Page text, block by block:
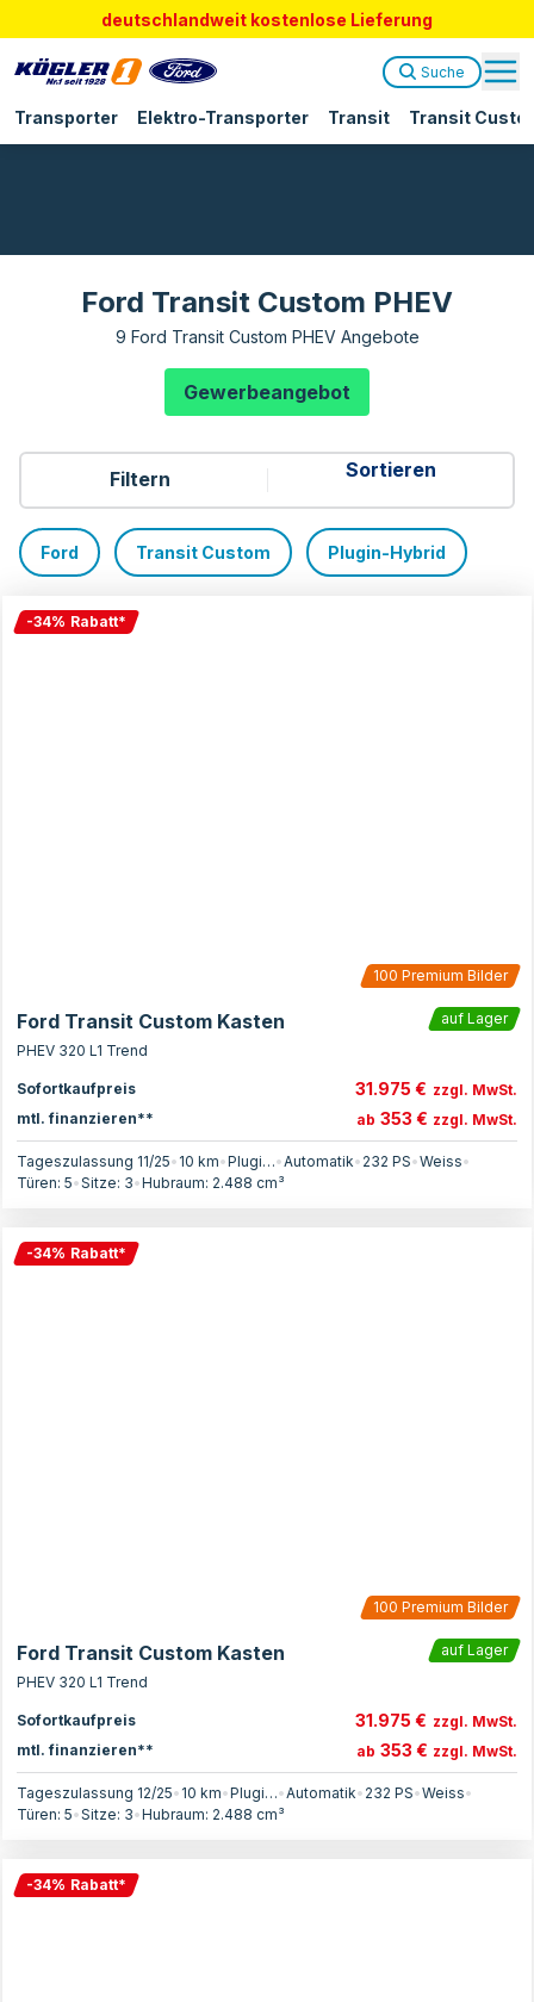
deutschlandweit kostenlose Lieferung
Transporter Elektro-Transporter Transit Transit
Suche
Ford Transit Custom PHEV
9 Ford Transit Custom PHEV Angebote
Gewerbeangebot
Filtern
Ford Transit Custom Plugin-Hybrid
-34% Rabatt*
100 Premium Bilder
Ford Transit Custom Kasten
auf Lager
PHEV 320 L1 Trend
Sofortkaufpreis 31.975 € zzgl. MwSt.
mtl. finanzieren**
ab 353 € zzgl. MwSt.
Tageszulassung 11/25• 10 km• Plugin-Hybrid•Automatik• 232 PS•Weiss•
Türen: 5•Sitze: 3•Hubraum: 2.488 cm³
-34% Rabatt*
100 Premium Bilder
Ford Transit Custom Kasten
auf Lager
PHEV 320 L1 Trend
Sofortkaufpreis 31.975 € zzgl. MwSt.
mtl. finanzieren**
ab 353 € zzgl. MwSt.
Tageszulassung 12/25• 10 km• Plugin-Hybrid•Automatik• 232 PS•Weiss•
Türen: 5•Sitze: 3•Hubraum: 2.488 cm³
-34% Rabatt*